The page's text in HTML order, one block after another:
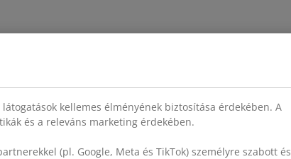
kellemes élményének biztosítása érdekében. A
és a releváns marketing érdekében.
(pl. Google, Meta és TikTok) személyre szabott és